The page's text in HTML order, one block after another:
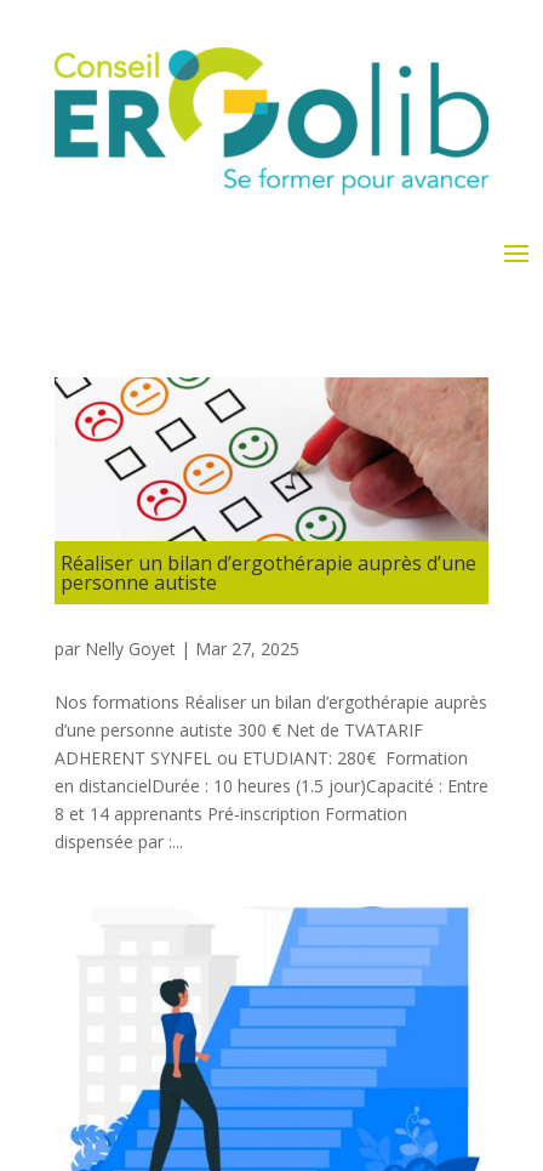
Réaliser un bilan d’ergothérapie auprès d’une
personne autiste
par Nelly Goyet| Mar 27, 2025
Nos formations Réaliser un bilan d’ergothérapie auprès
d’une personne autiste 300 € Net de TVATARIF
ADHERENT SYNFEL ou ETUDIANT: 280€ Formation
en distancielDurée : 10 heures (1.5 jour)Capacité : Entre
8 et 14 apprenants Pré-inscription Formation
dispensée par :...